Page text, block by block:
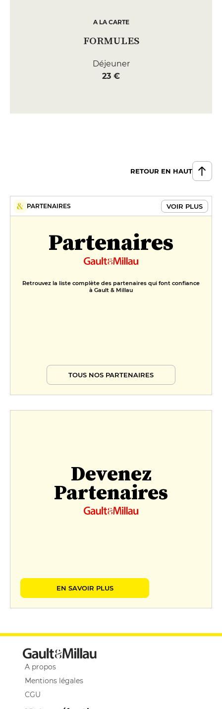
A LA CARTE
FORMULES
Déjeuner
23 €
RETOUR EN HAUT
PARTENAIRES VOIR PLUS
Partenaires
Retrouvez la liste complète des partenaires qui font confiance
à Gault & Millau
TOUS NOS PARTENAIRES
Devenez
Partenaires
EN SAVOIR PLUS
A propos
Mentions légales
CGU